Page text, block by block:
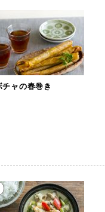
チャの春巻き